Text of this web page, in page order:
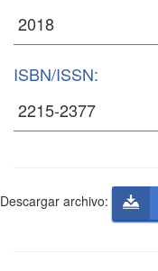
ISBN/ISSN:
Descargar archivo: